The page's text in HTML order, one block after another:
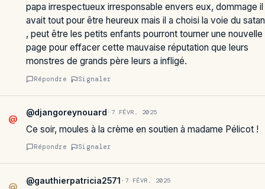
papa irrespectueux irresponsable envers eux, dommage il
avait tout pour être heureux mais il a choisi la voie du satan
, peut être les petits enfants pourront tourner une nouvelle
page pour effacer cette mauvaise réputation que leurs
monstres de grands père leurs a infligé.
Répondre Signaler
@
@djangoreynouard · 7 FÉVR. 2025
Ce soir, moules à la crème en soutien à madame Pélicot !
Répondre Signaler
@
@gauthierpatricia2571 · 7 FÉVR. 2025